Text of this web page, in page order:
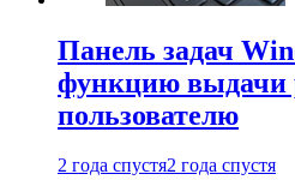
Панель задач
функцию выдачи
пользователю
2 года спустя2 года спустя